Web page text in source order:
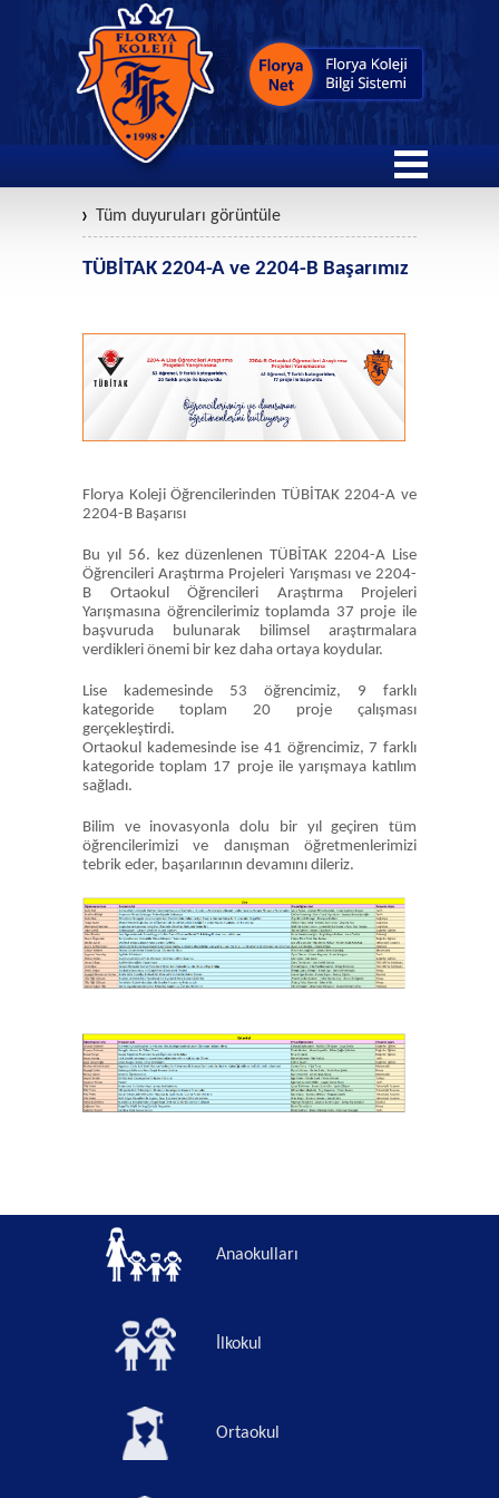
Tüm duyuruları görüntüle
TÜBİTAK 2204-A ve 2204-B Başarımız
Florya Koleji Öğrencilerinden TÜBİTAK 2204-A ve
2204-B Başarısı
Bu yıl 56. kez düzenlenen TÜBİTAK 2204-A Lise
Öğrencileri Araştırma Projeleri Yarışması ve 2204-
B Ortaokul Öğrencileri Araştırma Projeleri
Yarışmasına öğrencilerimiz toplamda 37 proje ile
başvuruda bulunarak bilimsel araştırmalara
verdikleri önemi bir kez daha ortaya koydular.
Lise kademesinde 53 öğrencimiz, 9 farklı
kategoride toplam 20 proje çalışması
gerçekleştirdi.
Ortaokul kademesinde ise 41 öğrencimiz, 7 farklı
kategoride toplam 17 proje ile yarışmaya katılım
sağladı.
Bilim ve inovasyonla dolu bir yıl geçiren tüm
öğrencilerimizi ve danışman öğretmenlerimizi
tebrik eder, başarılarının devamını dileriz.
Anaokulları
İlkokul
Ortaokul